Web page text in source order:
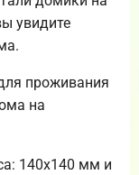
увидите
проживания
на
140х140 мм и